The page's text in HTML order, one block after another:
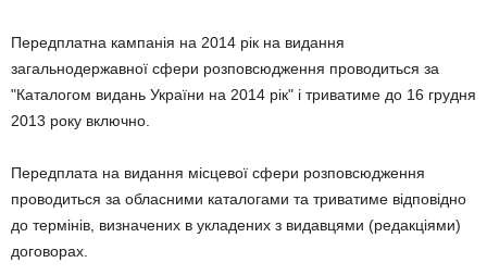
Передплатна кампанія на 2014 рік на видання
загальнодержавної сфери розповсюдження проводиться за
"Каталогом видань України на 2014 рік" і триватиме до 16 грудня
2013 року включно.
Передплата на видання місцевої сфери розповсюдження
проводиться за обласними каталогами та триватиме відповідно
до термінів, визначених в укладених з видавцями (редакціями)
договорах.